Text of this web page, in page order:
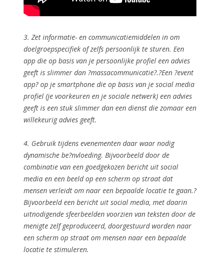
3. Zet informatie- en communicatiemiddelen in om
doelgroepspecifiek of zelfs persoonlijk te sturen. Een
app die op basis van je persoonlijke profiel een advies
geeft is slimmer dan ?massacommunicatie?.?Een ?event
app? op je smartphone die op basis van je social media
profiel (je voorkeuren en je sociale netwerk) een advies
geeft is een stuk slimmer dan een dienst die zomaar een
willekeurig advies geeft.
4. Gebruik tijdens evenementen daar waar nodig
dynamische be?nvloeding. Bijvoorbeeld door de
combinatie van een goedgekozen bericht uit social
media en een beeld op een scherm op straat dat
mensen verleidt om naar een bepaalde locatie te gaan.?
Bijvoorbeeld een bericht uit social media, met daarin
uitnodigende sfeerbeelden voorzien van teksten door de
menigte zelf geproduceerd, doorgestuurd worden naar
een scherm op straat om mensen naar een bepaalde
locatie te stimuleren.